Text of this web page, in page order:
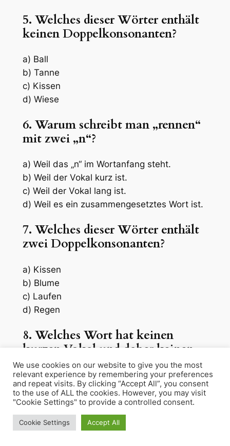
5. Welches dieser Wörter enthält
keinen Doppelkonsonanten?
a) Ball
b) Tanne
c) Kissen
d) Wiese
6. Warum schreibt man „rennen“
mit zwei „n“?
a) Weil das „n“ im Wortanfang steht.
b) Weil der Vokal kurz ist.
c) Weil der Vokal lang ist.
d) Weil es ein zusammengesetztes Wort ist.
7. Welches dieser Wörter enthält
zwei Doppelkonsonanten?
a) Kissen
b) Blume
c) Laufen
d) Regen
8. Welches Wort hat keinen
kurzen Vokal und daher keinen
Doppelkonsonanten?
a) Kamm
b) Ball
c) Hose
d) Tasse
We use cookies on our website to give you the most
relevant experience by remembering your preferences
and repeat visits. By clicking “Accept All”, you consent
to the use of ALL the cookies. However, you may visit
"Cookie Settings" to provide a controlled consent.
Cookie Settings Accept All